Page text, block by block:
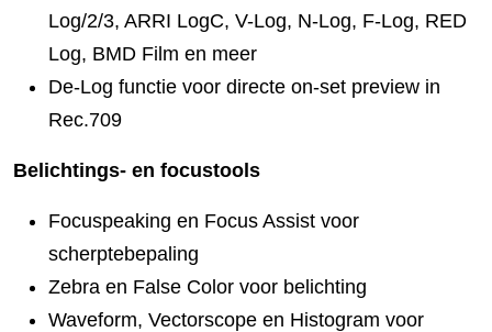
Log/2/3, ARRI LogC, V-Log, N-Log, F-Log, RED
Log, BMD Film en meer
De-Log functie voor directe on-set preview in
Rec.709
Belichtings- en focustools
Focuspeaking en Focus Assist voor
scherptebepaling
Zebra en False Color voor belichting
Waveform, Vectorscope en Histogram voor